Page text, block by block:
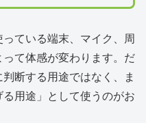
ている端末、マイク、周
て体感が変わります。だ
断する用途ではなく、ま
用途」として使うのがお